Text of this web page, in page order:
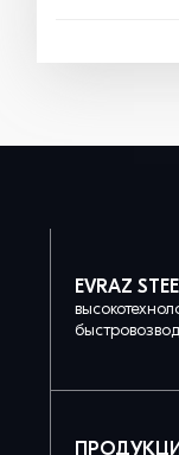
EVRAZ